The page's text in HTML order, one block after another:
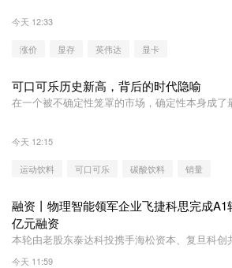
今天 12:33
涨价 显存 英伟达 显卡
可口可乐历史新高，背后的时代隐喻
在一个被不确定性笼罩的市场，确定性本身成了
今天 12:15
运动饮料 可口可乐 碳酸饮料 销量
融资丨物理智能领军企业飞捷科思完成A1
亿元融资
本轮由老股东泰达科投携手海松资本、复旦科创
投
今天 11:59